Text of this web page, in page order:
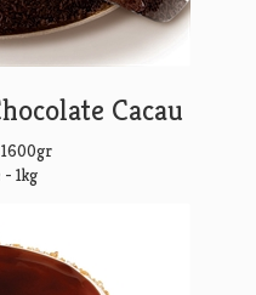
Cacau
1kg